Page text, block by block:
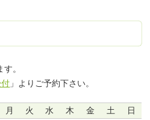
。
」よりご予約下さい。
月 火 水 木 金 土
日